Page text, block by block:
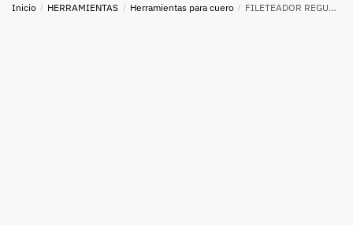
Inicio / HERRAMIENTAS / Herramientas para cuero / FILETEADOR REGULABLE